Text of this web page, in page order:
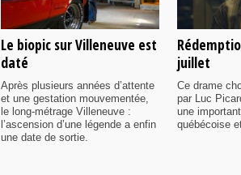
Le biopic sur Villeneuve est
daté
Après plusieurs années d’attente
et une gestation mouvementée,
le long-métrage Villeneuve :
l’ascension d’une légende a enfin
une date de sortie.
juillet
Ce drame
par Luc
une
québécoise